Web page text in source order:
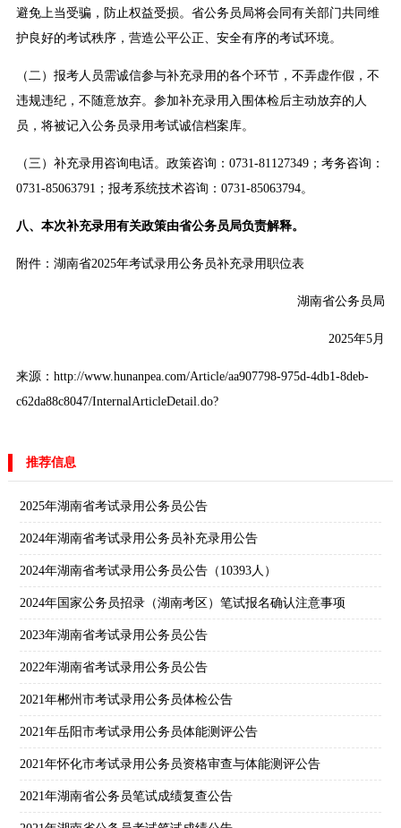
避免上当受骗，防止权益受损。省公务员局将会同有关部门共同维
护良好的考试秩序，营造公平公正、安全有序的考试环境。
（二）报考人员需诚信参与补充录用的各个环节，不弄虚作假，不
违规违纪，不随意放弃。参加补充录用入围体检后主动放弃的人
员，将被记入公务员录用考试诚信档案库。
（三）补充录用咨询电话。政策咨询：0731-81127349；考务咨询：
0731-85063791；报考系统技术咨询：0731-85063794。
八、本次补充录用有关政策由省公务员局负责解释。
附件： 湖南省2025年考试录用公务员补充录用职位表
湖南省公务员局
2025年5月
来源：http://www.hunanpea.com/Article/aa907798-975d-4db1-8deb-
c62da88c8047/InternalArticleDetail.do?
推荐信息
2025年湖南省考试录用公务员公告
2024年湖南省考试录用公务员补充录用公告
2024年湖南省考试录用公务员公告（10393人）
2024年国家公务员招录（湖南考区）笔试报名确认注意事项
2023年湖南省考试录用公务员公告
2022年湖南省考试录用公务员公告
2021年郴州市考试录用公务员体检公告
2021年岳阳市考试录用公务员体能测评公告
2021年怀化市考试录用公务员资格审查与体能测评公告
2021年湖南省公务员笔试成绩复查公告